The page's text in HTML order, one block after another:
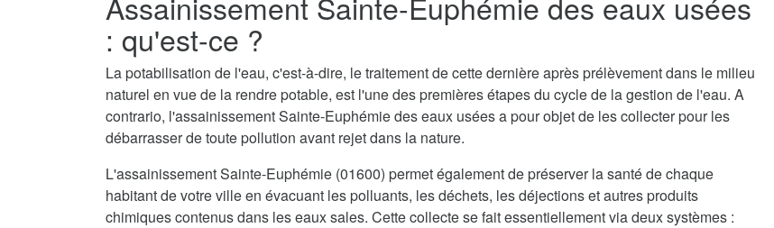
: qu'est-ce ?
La potabilisation de l'eau, c'est-à-dire, le traitement de cette dernière après prélèvement dans le milieu
naturel en vue de la rendre potable, est l'une des premières étapes du cycle de la gestion de l'eau. A
contrario, l'assainissement Sainte-Euphémie des eaux usées a pour objet de les collecter pour les
débarrasser de toute pollution avant rejet dans la nature.
L'assainissement Sainte-Euphémie (01600) permet également de préserver la santé de chaque
habitant de votre ville en évacuant les polluants, les déchets, les déjections et autres produits
chimiques contenus dans les eaux sales. Cette collecte se fait essentiellement via deux systèmes :